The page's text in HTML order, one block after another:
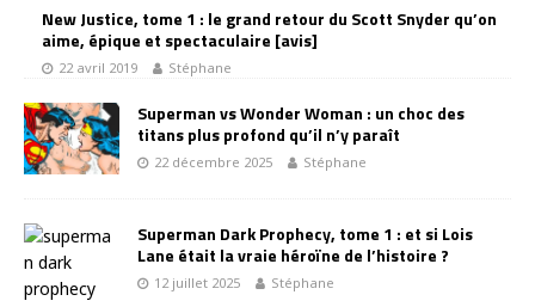
New Justice, tome 1 : le grand retour du Scott Snyder qu’on
aime, épique et spectaculaire [avis]
22 avril 2019 Stéphane
Superman vs Wonder Woman : un choc des
titans plus profond qu’il n’y paraît
22 décembre 2025 Stéphane
Superman Dark Prophecy, tome 1 : et si Lois
Lane était la vraie héroïne de l’histoire ?
12 juillet 2025 Stéphane